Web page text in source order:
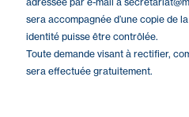
sera accompagnée d’une copie de
identité puisse être contrôlée.
Toute demande visant à rectifier,
sera effectuée gratuitement.